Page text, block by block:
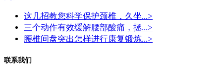
这几招教您科学保护颈椎，久坐...>
三个动作有效缓解腰部酸痛，拯...>
腰椎间盘突出怎样进行康复锻炼...>
联系我们